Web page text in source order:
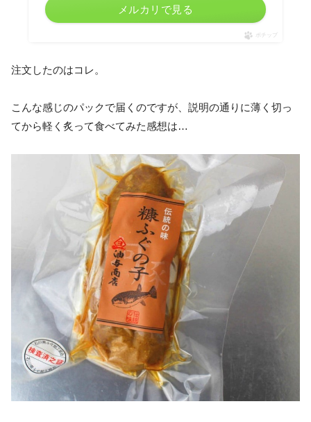
メルカリで見る
ポチップ
注文したのはコレ。
こんな感じのパックで届くのですが、説明の通りに薄く切っ
てから軽く炙って食べてみた感想は…